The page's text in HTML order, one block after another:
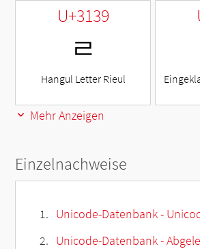
U+3139
ㄹ
Hangul Letter Rieul
Mehr Anzeigen
Einzelnachweise
Unicode-Datenbank -
Unicode-Datenbank -